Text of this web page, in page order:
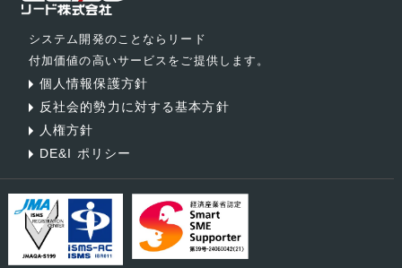
システム開発のことならリード
付加価値の高いサービスをご提供します。
個人情報保護方針
反社会的勢力に対する基本方針
人権方針
DE&I ポリシー